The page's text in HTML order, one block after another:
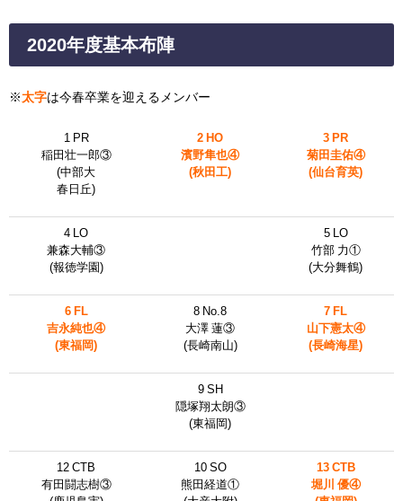
2020年度基本布陣
※太字は今春卒業を迎えるメンバー
1 PR
稲田壮一郎③
(中部大
春日丘)
2 HO
濱野隼也④
(秋田工)
3 PR
菊田圭佑④
(仙台育英)
4 LO
兼森大輔③
(報徳学園)
5 LO
竹部 力①
(大分舞鶴)
6 FL
吉永純也④
(東福岡)
8 No.8
大澤 蓮③
(長崎南山)
7 FL
山下憲太④
(長崎海星)
9 SH
隠塚翔太朗③
(東福岡)
12 CTB
有田闘志樹③
10 SO
熊田経道①
13 CTB
堀川 優④